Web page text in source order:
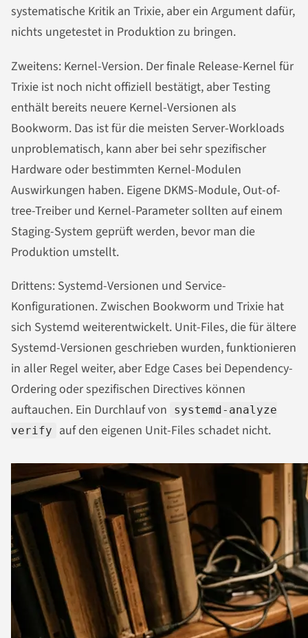
systematische Kritik an Trixie, aber ein Argument dafür,
nichts ungetestet in Produktion zu bringen.
Zweitens: Kernel-Version. Der finale Release-Kernel für
Trixie ist noch nicht offiziell bestätigt, aber Testing
enthält bereits neuere Kernel-Versionen als
Bookworm. Das ist für die meisten Server-Workloads
unproblematisch, kann aber bei sehr spezifischer
Hardware oder bestimmten Kernel-Modulen
Auswirkungen haben. Eigene DKMS-Module, Out-of-
tree-Treiber und Kernel-Parameter sollten auf einem
Staging-System geprüft werden, bevor man die
Produktion umstellt.
Drittens: Systemd-Versionen und Service-
Konfigurationen. Zwischen Bookworm und Trixie hat
sich Systemd weiterentwickelt. Unit-Files, die für ältere
Systemd-Versionen geschrieben wurden, funktionieren
in aller Regel weiter, aber Edge Cases bei Dependency-
Ordering oder spezifischen Directives können
auftauchen. Ein Durchlauf von
systemd-analyze
verify
auf den eigenen Unit-Files schadet nicht.